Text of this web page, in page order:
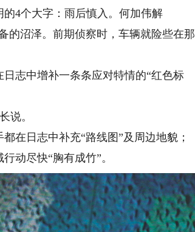
4个大字：雨后慎入。何加伟解
的沼泽。前期侦察时，车辆就险些在那
志中增补一条条应对特情的“红色标
说。
日志中补充“路线图”及周边地貌；
动尽快“胸有成竹”。